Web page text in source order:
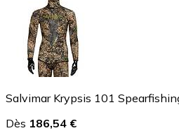
Salvimar Krypsis 101
Dès 186,54 €